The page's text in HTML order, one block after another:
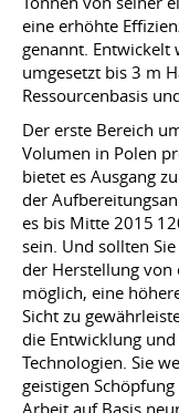
eine erhöhte
genannt.
umgesetzt bis 3 m
Ressourcenbasis
Der erste Bereich
Volumen in Polen
bietet es Ausgang
der
es bis Mitte 2015
sein. Und sollten
der Herstellung von
möglich, eine
Sicht zu
die Entwicklung
Technologien. Sie
geistigen
Arbeit auf Basis